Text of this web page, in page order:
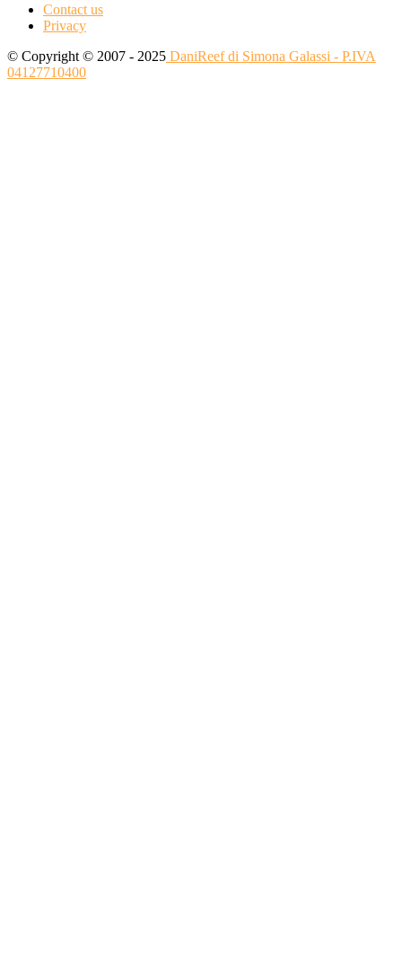
Contact us
Privacy
© Copyright © 2007 - 2025 DaniReef di Simona Galassi - P.IVA
04127710400